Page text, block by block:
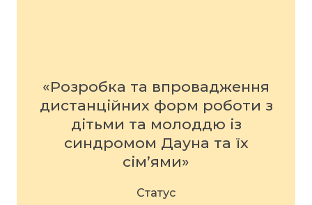
«Розробка та впровадження
дистанційних форм роботи з
дітьми та молоддю із
синдромом Дауна та їх
сім’ями»
Статус